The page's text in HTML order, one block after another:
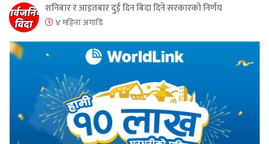
शनिबार र आइतबार दुई दिन बिदा दिने सरकारको निर्णय
४ महिना अगाडि